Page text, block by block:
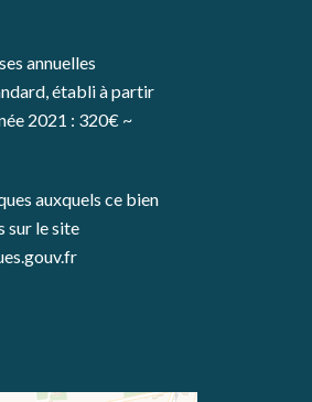
annuelles
établi à partir
2021 : 320€ ~
auxquels ce bien
sur le site